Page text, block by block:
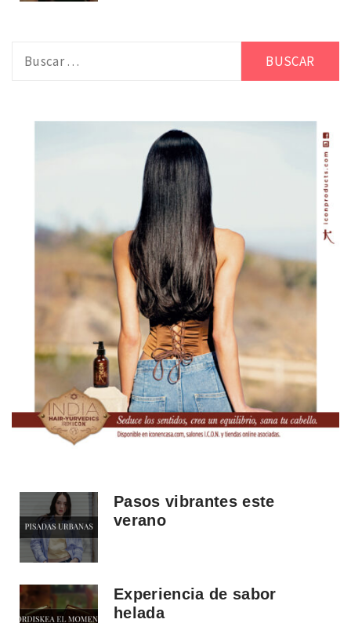
Pasos vibrantes este
verano
Experiencia de sabor
helada